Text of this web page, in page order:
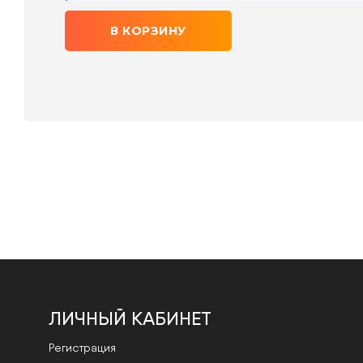
В КОРЗИНУ
ЛИЧНЫЙ КАБИНЕТ
Регистрация